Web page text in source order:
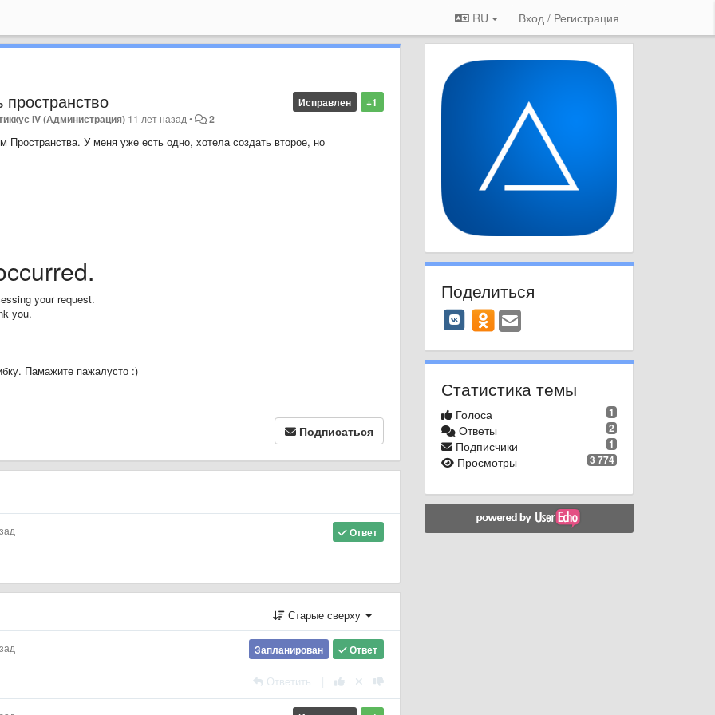
RU Вход / Регистрация
+1
Исправлен
IV (Администрация) 11 лет назад • 2
Пространства. У меня уже есть одно, хотела создать второе, но
your request.
you.
Памажите пажалусто :)
Подписаться
Ответ
Старые сверху
Ответ
Запланирован
Ответить
Поделиться
Статистика темы
1
Голоса
2
Ответы
1
Подписчики
3 774
Просмотры